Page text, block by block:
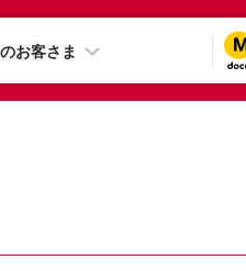
お客さま